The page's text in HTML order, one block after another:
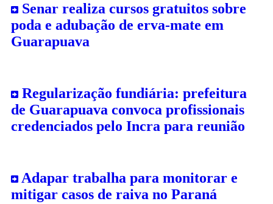
Senar realiza cursos gratuitos sobre
poda e adubação de erva-mate em
Guarapuava
Regularização fundiária: prefeitura
de Guarapuava convoca profissionais
credenciados pelo Incra para reunião
Adapar trabalha para monitorar e
mitigar casos de raiva no Paraná